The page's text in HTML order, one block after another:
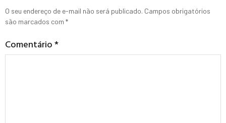
O seu endereço de e-mail não será publicado. Campos obrigatórios
são marcados com *
Comentário*